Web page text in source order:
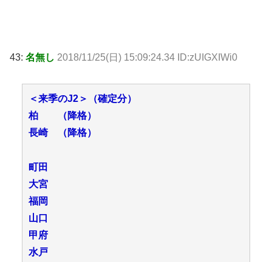
43: 名無し 2018/11/25(日) 15:09:24.34 ID:zUIGXIWi0
＜来季のJ2＞（確定分）
柏 （降格）
長崎 （降格）
町田
大宮
福岡
山口
甲府
水戸